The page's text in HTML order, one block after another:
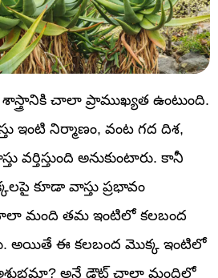
శాస్త్రానికి చాలా ప్రాముఖ్యత ఉంటుంది.
నిర్మాణం, వంట గద దిశ,
అనుకుంటారు. కానీ
కూడా వాస్తు ప్రభావం
మంది తమ ఇంటిలో కలబంద
అయితే ఈ కలబంద మొక్క ఇంటిలో
అశుభమా? అనే డౌట్ చాలా మందిలో